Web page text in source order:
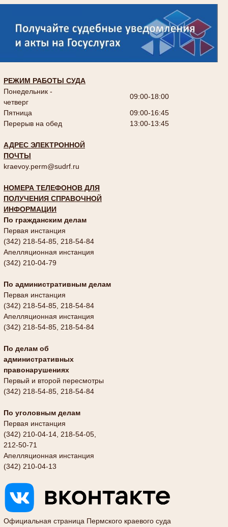
РЕЖИМ РАБОТЫ СУДА
Понедельник -
четверг
09:00-18:00
Пятница
09:00-16:45
Перерыв на обед
13:00-13:45
АДРЕС ЭЛЕКТРОННОЙ
ПОЧТЫ
kraevoy.perm@sudrf.ru
НОМЕРА ТЕЛЕФОНОВ ДЛЯ
ПОЛУЧЕНИЯ СПРАВОЧНОЙ
ИНФОРМАЦИИ
По гражданским делам
Первая инстанция
(342) 218-54-85, 218-54-84
Апелляционная инстанция
(342) 210-04-79
По административным делам
Первая инстанция
(342) 218-54-85, 218-54-84
Апелляционная инстанция
(342) 218-54-85, 218-54-84
По делам об
административных
правонарушениях
Первый и второй пересмотры
(342) 218-54-85, 218-54-84
По уголовным делам
Первая инстанция
(342) 210-04-14, 218-54-05,
212-50-71
Апелляционная инстанция
(342) 210-04-13
Официальная страница Пермского краевого суда